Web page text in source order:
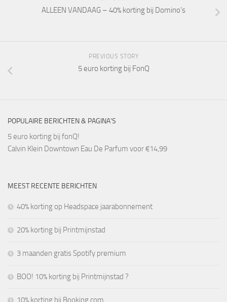
ALLEEN VANDAAG – 40% korting bij Domino’s
PREVIOUS STORY
5 euro korting bij FonQ
POPULAIRE BERICHTEN & PAGINA’S
5 euro korting bij fonQ!
Calvin Klein Downtown Eau De Parfum voor €14,99
MEEST RECENTE BERICHTEN
40% korting op Headspace jaarabonnement
20% korting bij Printmijnstad
3 maanden gratis Spotify premium
BOO! 10% korting bij Printmijnstad ?
10% korting bij Booking.com